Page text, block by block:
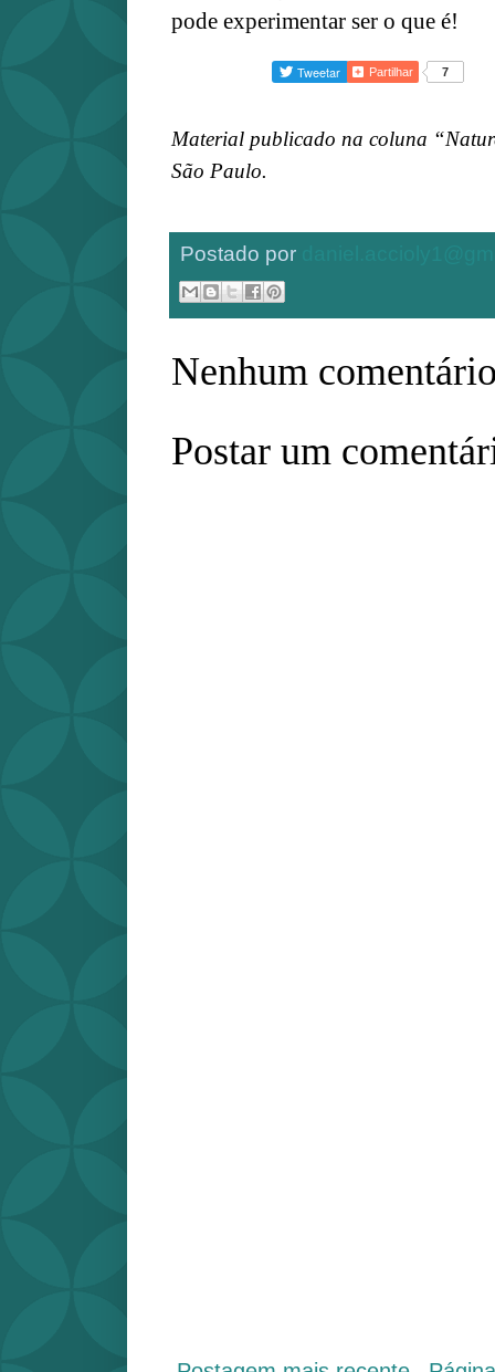
pode experimentar ser o que é!
Partilhar 7
Material publicado na coluna
São Paulo.
Postado por
Nenhum
Postar um